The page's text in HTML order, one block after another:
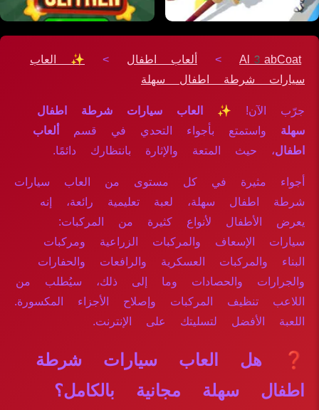
Al3abCoat
> ألعاب اطفال >
✨ العاب
سيارات شرطة اطفال سهلة
جرّب الآن! ✨ العاب سيارات شرطة اطفال
سهلة واستمتع بأجواء التحدي في قسم
ألعاب
اطفال، حيث المتعة والإثارة بانتظارك دائمًا.
أجواء مثيرة في كل مستوى من العاب سيارات
شرطة اطفال سهلة، لعبة تعليمية رائعة، إنه
يعرض الأطفال لأنواع كثيرة من المركبات:
سيارات الإسعاف والمركبات الزراعية ومركبات
البناء والمركبات العسكرية والرافعات والحفارات
والجرارات والحصادات وما إلى ذلك، سيُطلب من
اللاعب تنظيف المركبات وإصلاح الأجزاء المكسورة.
اللعبة الأفضل لتسليتك على الإنترنت.
❓ هل العاب سيارات شرطة
اطفال سهلة مجانية بالكامل؟